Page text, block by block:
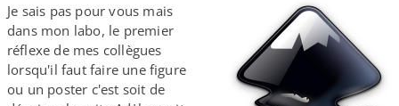
Je sais pas pour vous mais
dans mon labo, le premier
réflexe de mes collègues
lorsqu'il faut faire une figure
ou un poster c'est soit de